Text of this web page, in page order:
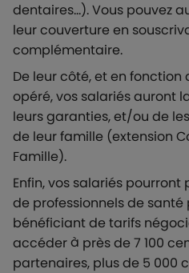
dentaires…). Vous pouvez
leur couverture en
complémentaire.
De leur côté, et en fonction
opéré, vos salariés auront
leurs garanties, et/ou de
de leur famille (extension
Famille).
Enfin, vos salariés
de professionnels de
bénéficiant de tarifs
accéder à près de 7 100
partenaires, plus de 5 000